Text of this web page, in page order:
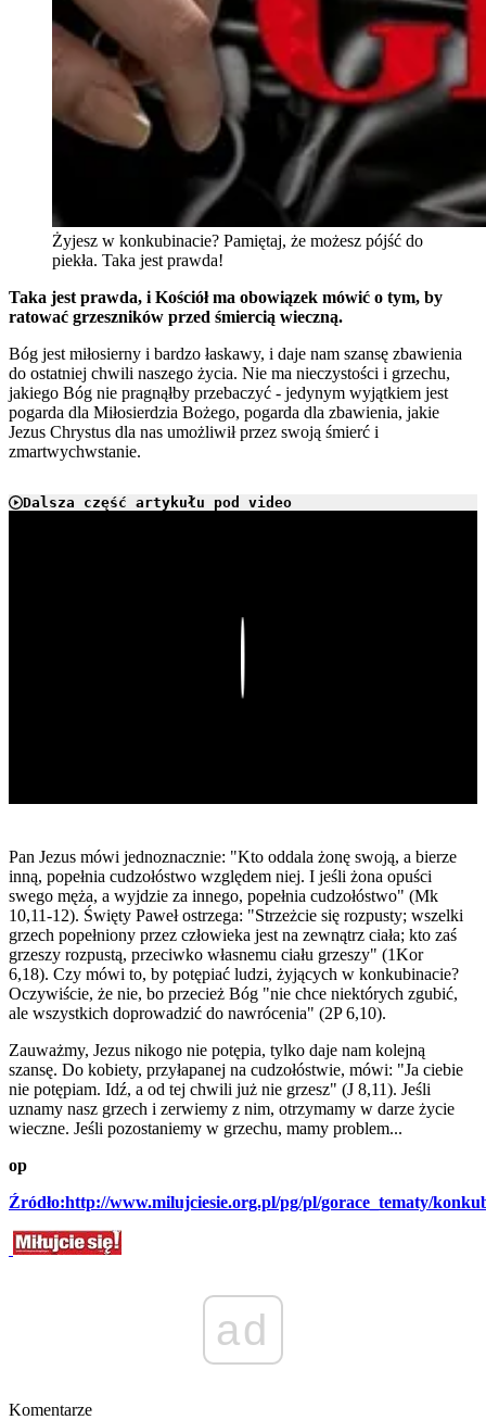
Żyjesz w konkubinacie? Pamiętaj, że możesz pójść do
piekła. Taka jest prawda!
Taka jest prawda, i Kościół ma obowiązek mówić o tym, by
ratować grzeszników przed śmiercią wieczną.
Bóg jest miłosierny i bardzo łaskawy, i daje nam szansę zbawienia
do ostatniej chwili naszego życia. Nie ma nieczystości i grzechu,
jakiego Bóg nie pragnąłby przebaczyć - jedynym wyjątkiem jest
pogarda dla Miłosierdzia Bożego, pogarda dla zbawienia, jakie
Jezus Chrystus dla nas umożliwił przez swoją śmierć i
zmartwychwstanie.
Dalsza część artykułu pod video
Pan Jezus mówi jednoznacznie: "Kto oddala żonę swoją, a bierze
inną, popełnia cudzołóstwo względem niej. I jeśli żona opuści
swego męża, a wyjdzie za innego, popełnia cudzołóstwo" (Mk
10,11-12). Święty Paweł ostrzega: "Strzeżcie się rozpusty; wszelki
grzech popełniony przez człowieka jest na zewnątrz ciała; kto zaś
grzeszy rozpustą, przeciwko własnemu ciału grzeszy" (1Kor
6,18). Czy mówi to, by potępiać ludzi, żyjących w konkubinacie?
Oczywiście, że nie, bo przecież Bóg "nie chce niektórych zgubić,
ale wszystkich doprowadzić do nawrócenia" (2P 6,10).
Zauważmy, Jezus nikogo nie potępia, tylko daje nam kolejną
szansę. Do kobiety, przyłapanej na cudzołóstwie, mówi: "Ja ciebie
nie potępiam. Idź, a od tej chwili już nie grzesz" (J 8,11). Jeśli
uznamy nasz grzech i zerwiemy z nim, otrzymamy w darze życie
wieczne. Jeśli pozostaniemy w grzechu, mamy problem...
op
Źródło:http://www.milujciesie.org.pl/pg/pl/gorace_tematy/
ad
Komentarze